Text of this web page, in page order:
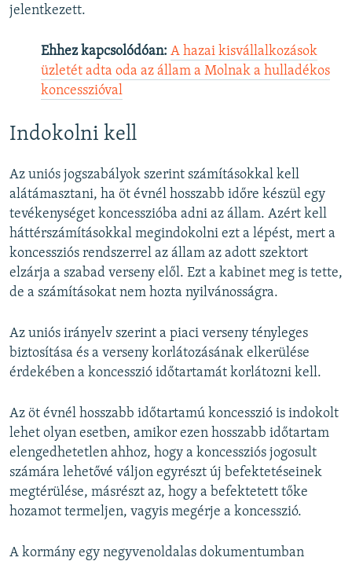
jelentkezett.
Ehhez kapcsolódóan: A hazai kisvállalkozások
üzletét adta oda az állam a Molnak a hulladékos
koncesszióval
Indokolni kell
Az uniós jogszabályok szerint számításokkal kell
alátámasztani, ha öt évnél hosszabb időre készül egy
tevékenységet koncesszióba adni az állam. Azért kell
háttérszámításokkal megindokolni ezt a lépést, mert a
koncessziós rendszerrel az állam az adott szektort
elzárja a szabad verseny elől. Ezt a kabinet meg is tette,
de a számításokat nem hozta nyilvánosságra.
Az uniós irányelv szerint a piaci verseny tényleges
biztosítása és a verseny korlátozásának elkerülése
érdekében a koncesszió időtartamát korlátozni kell.
Az öt évnél hosszabb időtartamú koncesszió is indokolt
lehet olyan esetben, amikor ezen hosszabb időtartam
elengedhetetlen ahhoz, hogy a koncessziós jogosult
számára lehetővé váljon egyrészt új befektetéseinek
megtérülése, másrészt az, hogy a befektetett tőke
hozamot termeljen, vagyis megérje a koncesszió.
A kormány egy negyvenoldalas dokumentumban